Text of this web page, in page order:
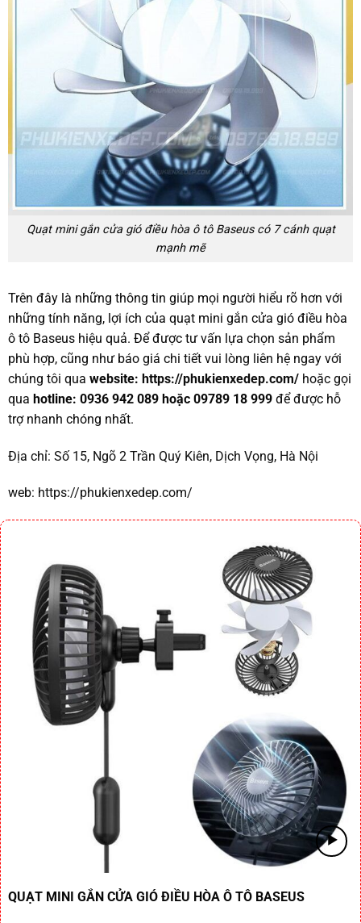
Quạt mini gắn cửa gió điều hòa ô tô Baseus có 7 cánh quạt
mạnh mẽ
Trên đây là những thông tin giúp mọi người hiểu rõ hơn với
những tính năng, lợi ích của quạt mini gắn cửa gió điều hòa
ô tô Baseus hiệu quả. Để được tư vấn lựa chọn sản phẩm
phù hợp, cũng như báo giá chi tiết vui lòng liên hệ ngay với
chúng tôi qua website: https://phukienxedep.com/hoặc gọi
qua hotline: 0936 942 089 hoặc 09789 18 999để được hỗ
trợ nhanh chóng nhất.
Địa chỉ: Số 15, Ngõ 2 Trần Quý Kiên, Dịch Vọng, Hà Nội
web: https://phukienxedep.com/
QUẠT MINI GẮN CỬA GIÓ ĐIỀU HÒA Ô TÔ BASEUS